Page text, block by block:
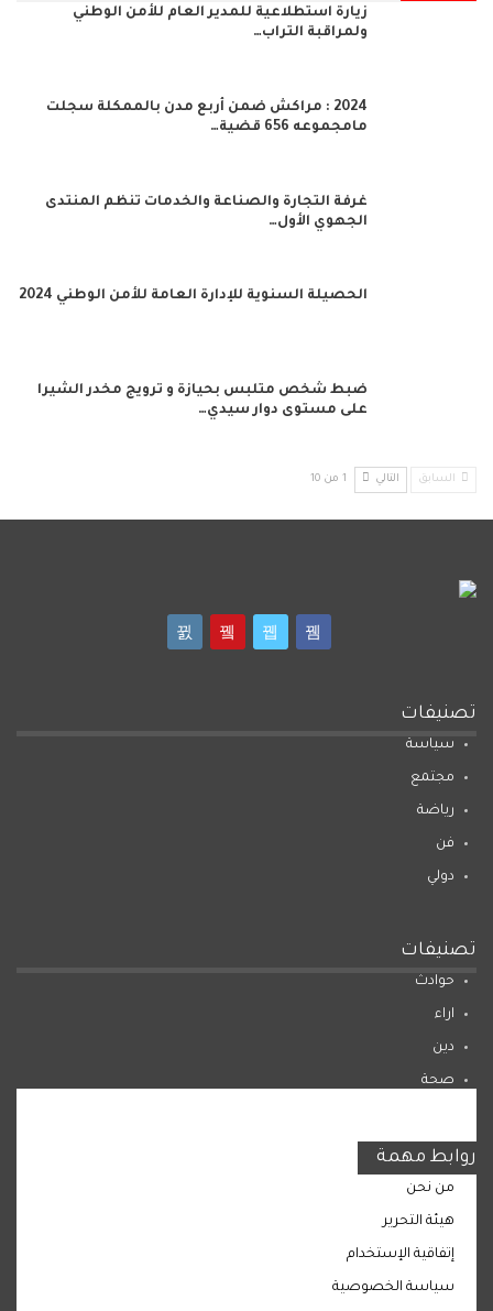
زيارة استطلاعية للمدير العام للأمن الوطني
ولمراقبة التراب…
2024 : مراكش ضمن أربع مدن بالممكلة سجلت
مامجموعه 656 قضية…
غرفة التجارة والصناعة والخدمات تنظم المنتدى
الجهوي الأول…
الحصيلة السنوية للإدارة العامة للأمن الوطني 2024
ضبط شخص متلبس بحيازة و ترويج مخدر الشيرا
على مستوى دوار سيدي…
السابق التالي 1 من 10
تصنيفات
سياسة
مجتمع
رياضة
فن
دولي
تصنيفات
حوادث
اراء
دين
صحة
روابط مهمة
من نحن
هيئة التحرير
إتفاقية الإستخدام
سياسة الخصوصية